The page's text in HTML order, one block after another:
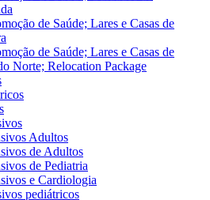
de Saúde; Lares e Casas de
de Saúde; Lares e Casas de
Norte; Relocation Package
Adultos
de Adultos
de Pediatria
e Cardiologia
pediátricos